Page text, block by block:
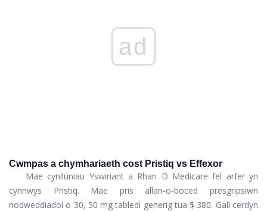
ad
Cwmpas a chymhariaeth cost Pristiq vs Effexor
Mae cynlluniau Yswiriant a Rhan D Medicare fel arfer yn
cynnwys Pristiq. Mae pris allan-o-boced presgripsiwn
nodweddiadol o 30, 50 mg tabledi generig tua $ 380. Gall cerdyn